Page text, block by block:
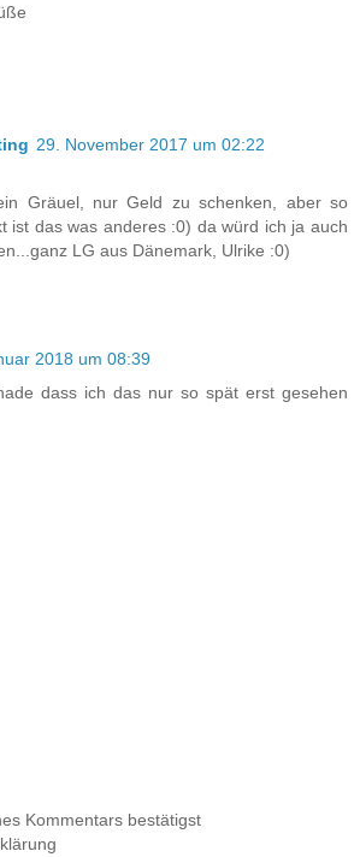
29. November 2017 um 02:22
Gräuel, nur Geld zu schenken, aber so
ist das was anderes :0) da würd ich ja auch
LG aus Dänemark, Ulrike :0)
2018 um 08:39
dass ich das nur so spät erst gesehen
Kommentars bestätigst